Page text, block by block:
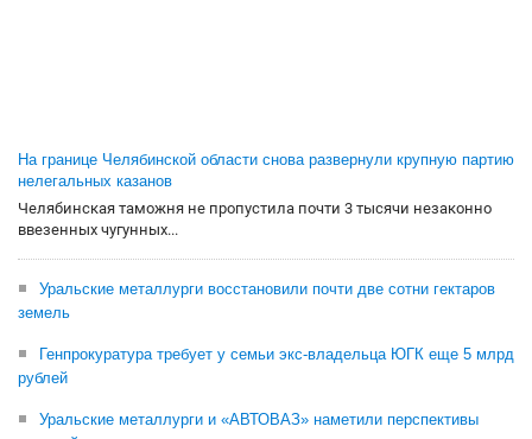
На границе Челябинской области снова развернули крупную партию
нелегальных казанов
Челябинская таможня не пропустила почти 3 тысячи незаконно
ввезенных чугунных...
Уральские металлурги восстановили почти две сотни гектаров
земель
Генпрокуратура требует у семьи экс-владельца ЮГК еще 5 млрд
рублей
Уральские металлурги и «АВТОВАЗ» наметили перспективы